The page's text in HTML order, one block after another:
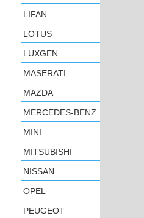
LIFAN
LOTUS
LUXGEN
MASERATI
MAZDA
MERCEDES-BENZ
MINI
MITSUBISHI
NISSAN
OPEL
PEUGEOT